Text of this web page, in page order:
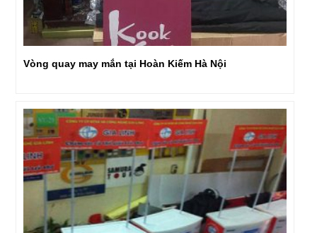
Vòng quay may mắn tại Hoàn Kiếm Hà Nội